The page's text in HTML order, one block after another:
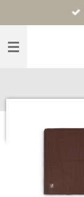
direct
naar